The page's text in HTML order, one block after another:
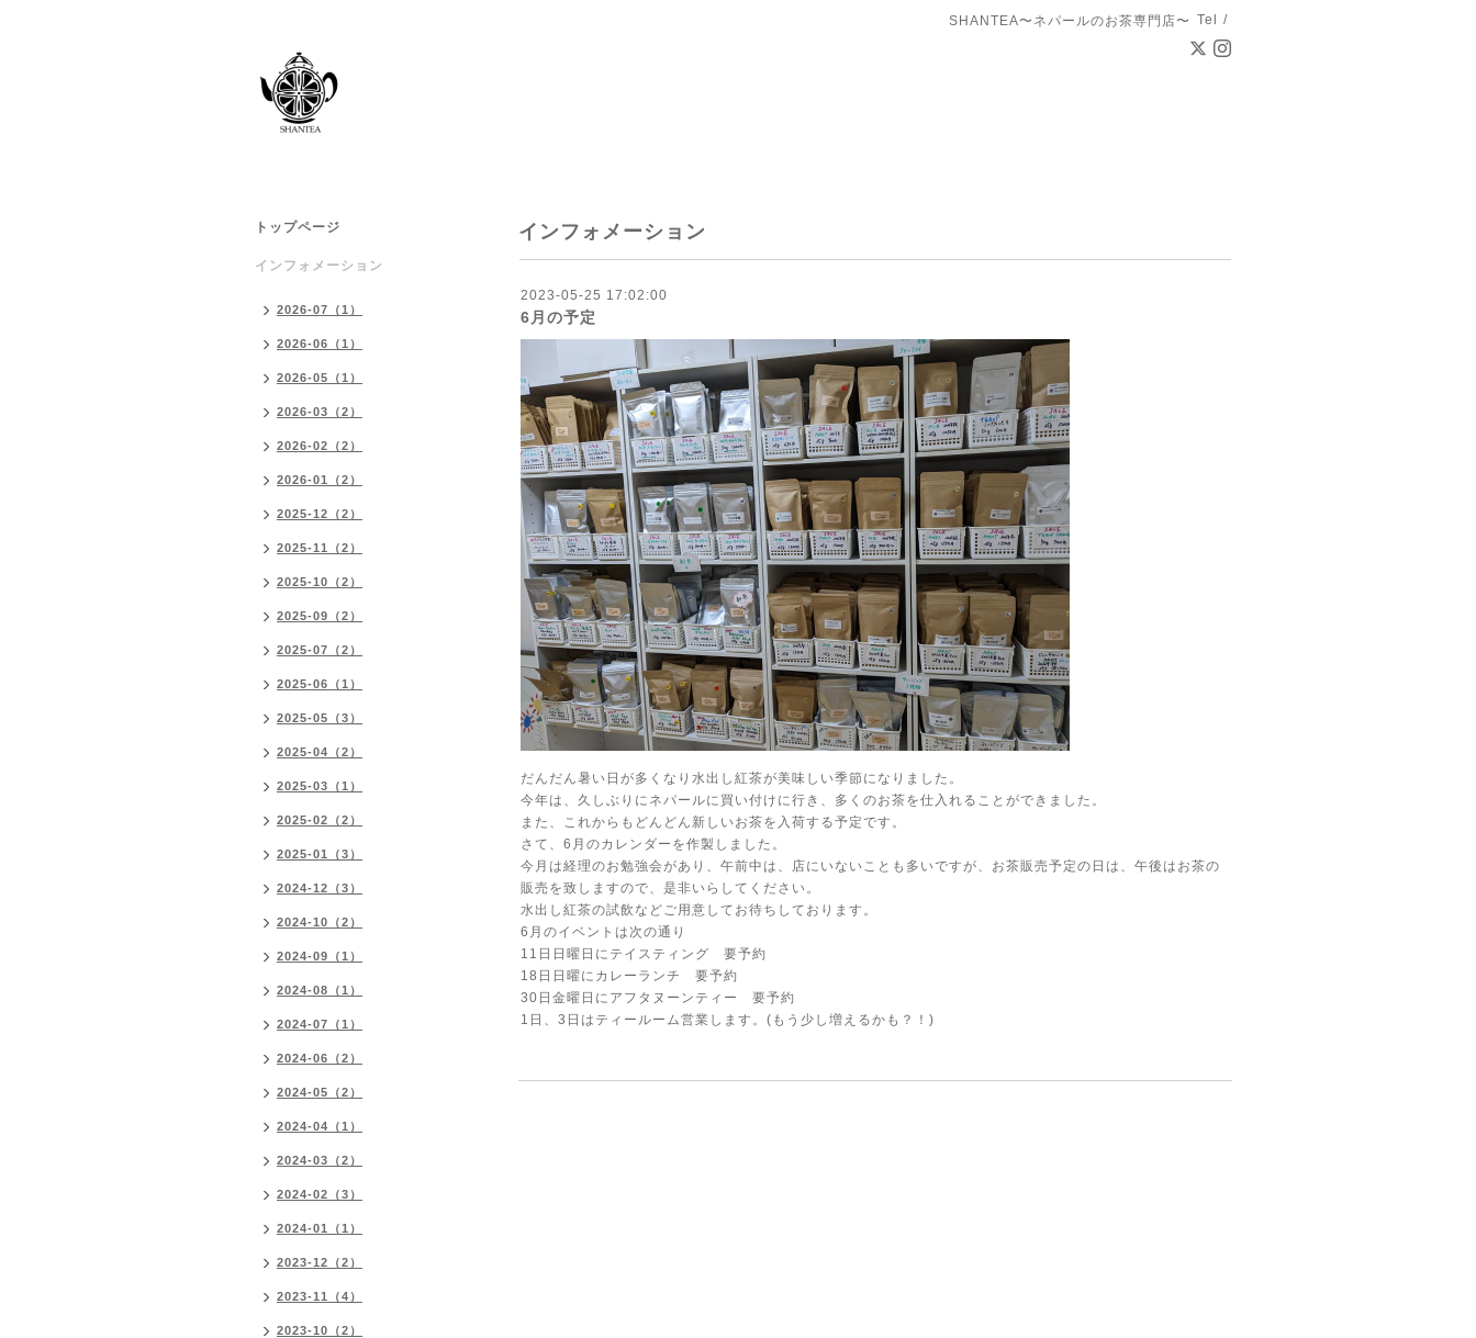
SHANTEA〜ネパールのお茶専門店〜 Tel /
インフォメーション
2023-05-25 17:02:00
6月の予定
だんだん暑い日が多くなり水出し紅茶が美味しい季節になりました。
今年は、久しぶりにネパールに買い付けに行き、多くのお茶を仕入れることができました。
また、これからもどんどん新しいお茶を入荷する予定です。
さて、6月のカレンダーを作製しました。
今月は経理のお勉強会があり、午前中は、店にいないことも多いですが、お茶販売予定の日は、午後はお茶の
販売を致しますので、是非いらしてください。
水出し紅茶の試飲などご用意してお待ちしております。
6月のイベントは次の通り
11日日曜日にテイスティング 要予約
18日日曜にカレーランチ 要予約
30日金曜日にアフタヌーンティー 要予約
1日、3日はティールーム営業します。(もう少し増えるかも？！)
トップページ
インフォメーション
2026-07（1）
2026-06（1）
2026-05（1）
2026-03（2）
2026-02（2）
2026-01（2）
2025-12（2）
2025-11（2）
2025-10（2）
2025-09（2）
2025-07（2）
2025-06（1）
2025-05（3）
2025-04（2）
2025-03（1）
2025-02（2）
2025-01（3）
2024-12（3）
2024-10（2）
2024-09（1）
2024-08（1）
2024-07（1）
2024-06（2）
2024-05（2）
2024-04（1）
2024-03（2）
2024-02（3）
2024-01（1）
2023-12（2）
2023-11（4）
2023-10（2）